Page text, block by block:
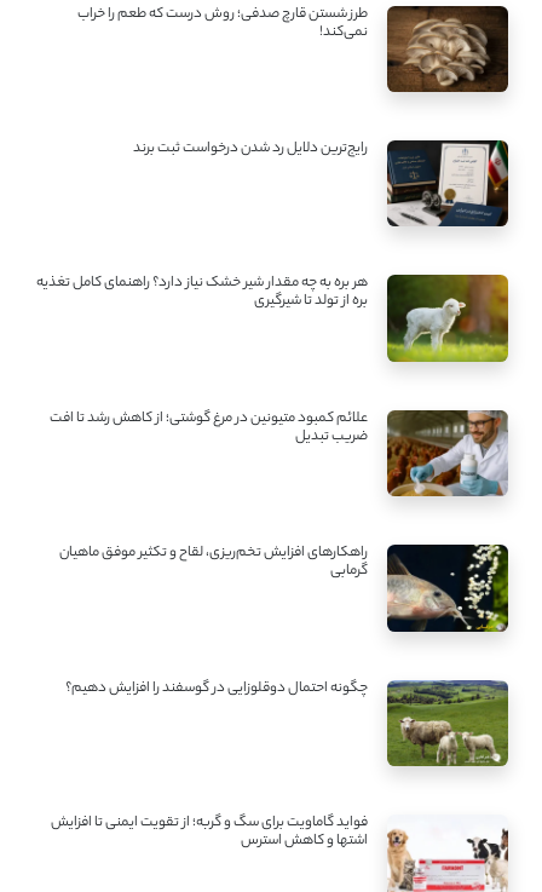
طرز شستن قارچ صدفی؛ روش درست که طعم را خراب
نمی‌کند!
رایج‌ترین دلایل رد شدن درخواست ثبت برند
هر بره به چه مقدار شیر خشک نیاز دارد؟ راهنمای کامل تغذیه
بره از تولد تا شیرگیری
علائم کمبود متیونین در مرغ گوشتی؛ از کاهش رشد تا افت
ضریب تبدیل
راهکارهای افزایش تخم‌ریزی، لقاح و تکثیر موفق ماهیان
گرمابی
چگونه احتمال دوقلوزایی در گوسفند را افزایش دهیم؟
فواید گاماویت برای سگ و گربه؛ از تقویت ایمنی تا افزایش
اشتها و کاهش استرس